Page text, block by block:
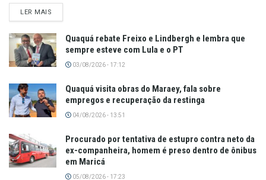
LER MAIS
Quaquá rebate Freixo e Lindbergh e lembra que
sempre esteve com Lula e o PT
03/08/2026 - 17:12
Quaquá visita obras do Maraey, fala sobre
empregos e recuperação da restinga
04/08/2026 - 13:51
Procurado por tentativa de estupro contra neto da
ex-companheira, homem é preso dentro de ônibus
em Maricá
05/08/2026 - 17:23